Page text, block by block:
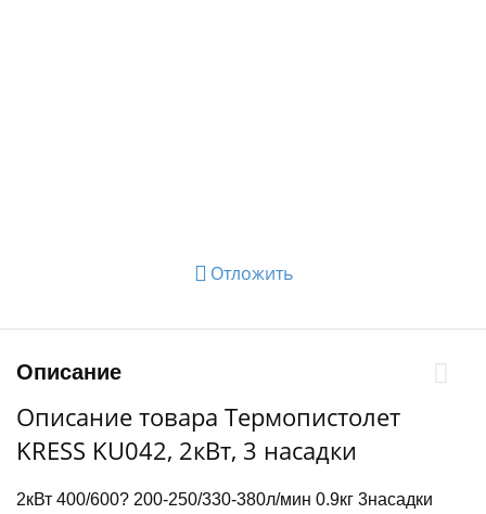
Отложить
Описание
Описание товара Термопистолет
KRESS KU042, 2кВт, 3 насадки
2кВт 400/600? 200-250/330-380л/мин 0.9кг 3насадки